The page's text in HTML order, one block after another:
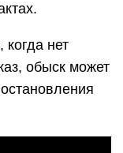
нет
обыск может